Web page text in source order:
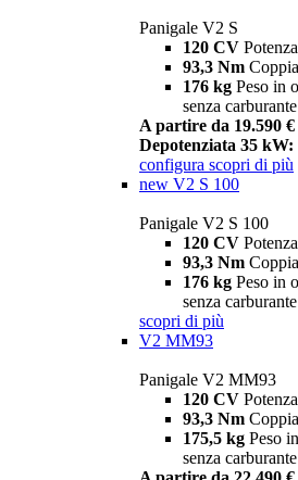
Panigale V2 S
120 CV Potenza
93,3 Nm Coppia
176 kg Peso in
senza
A partire da 19.590 €
Depotenziata 35 kW:
configura scopri di più
new V2 S 100
Panigale V2 S 100
120 CV Potenza
93,3 Nm Coppia
176 kg Peso in
senza
scopri di più
V2 MM93
Panigale V2 MM93
120 CV Potenza
93,3 Nm Coppia
175,5 kg Peso
senza carburante